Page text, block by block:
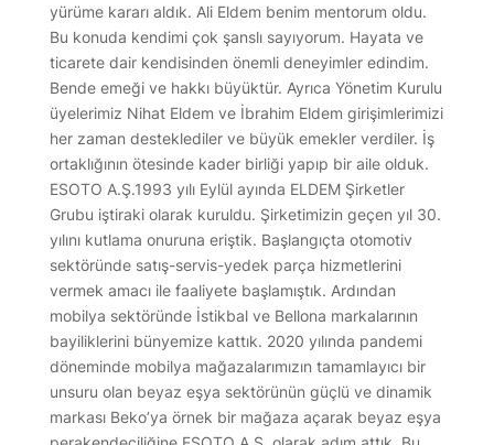
yürüme kararı aldık. Ali Eldem benim mentorum oldu.
Bu konuda kendimi çok şanslı sayıyorum. Hayata ve
ticarete dair kendisinden önemli deneyimler edindim.
Bende emeği ve hakkı büyüktür. Ayrıca Yönetim Kurulu
üyelerimiz Nihat Eldem ve İbrahim Eldem girişimlerimizi
her zaman desteklediler ve büyük emekler verdiler. İş
ortaklığının ötesinde kader birliği yapıp bir aile olduk.
ESOTO A.Ş.1993 yılı Eylül ayında ELDEM Şirketler
Grubu iştiraki olarak kuruldu. Şirketimizin geçen yıl 30.
yılını kutlama onuruna eriştik. Başlangıçta otomotiv
sektöründe satış-servis-yedek parça hizmetlerini
vermek amacı ile faaliyete başlamıştık. Ardından
mobilya sektöründe İstikbal ve Bellona markalarının
bayiliklerini bünyemize kattık. 2020 yılında pandemi
döneminde mobilya mağazalarımızın tamamlayıcı bir
unsuru olan beyaz eşya sektörünün güçlü ve dinamik
markası Beko’ya örnek bir mağaza açarak beyaz eşya